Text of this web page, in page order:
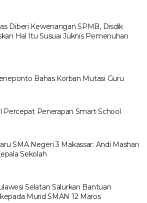
Diberi Kewenangan SPMB, Disdik
Hal Itu Susuai Juknis Pemenuhan
Bahas Korban Mutasi Guru
Percepat Penerapan Smart School
SMA Negeri 3 Makassar: Andi Mashari
Sekolah
Selatan Salurkan Bantuan
Murid SMAN 12 Maros